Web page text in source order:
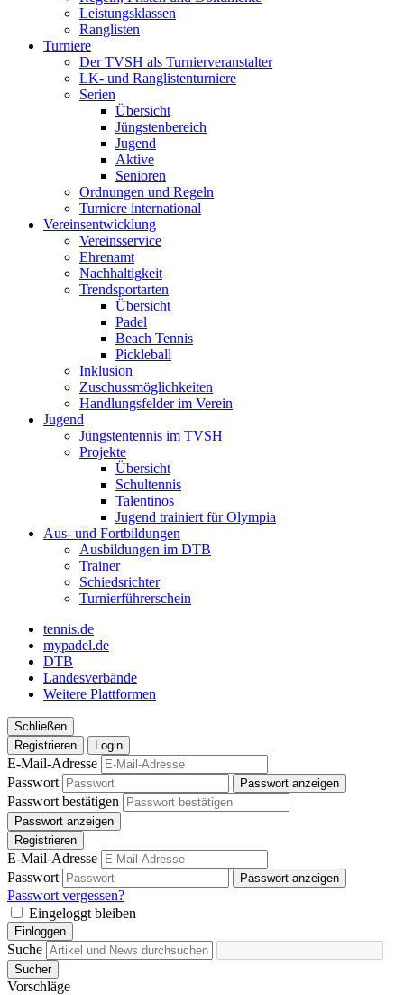
Leistungsklassen
Ranglisten
Turniere
Der TVSH als Turnierveranstalter
LK- und Ranglistenturniere
Serien
Übersicht
Jüngstenbereich
Jugend
Aktive
Senioren
Ordnungen und Regeln
Turniere international
Vereinsentwicklung
Vereinsservice
Ehrenamt
Nachhaltigkeit
Trendsportarten
Übersicht
Padel
Beach Tennis
Pickleball
Inklusion
Zuschussmöglichkeiten
Handlungsfelder im Verein
Jugend
Jüngstentennis im TVSH
Projekte
Übersicht
Schultennis
Talentinos
Jugend trainiert für Olympia
Aus- und Fortbildungen
Ausbildungen im DTB
Trainer
Schiedsrichter
Turnierführerschein
tennis.de
mypadel.de
DTB
Landesverbände
Weitere Plattformen
Schließen
Registrieren
Login
E-Mail-Adresse
Passwort
Passwort anzeigen
Passwort bestätigen
Passwort anzeigen
Registrieren
E-Mail-Adresse
Passwort
Passwort anzeigen
Passwort vergessen?
Eingeloggt bleiben
Einloggen
Suche
Sucher
Vorschläge